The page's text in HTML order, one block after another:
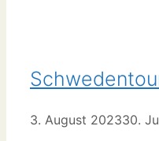
3. August 202330.